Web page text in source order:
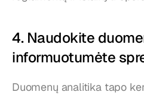
4. Naudokite
informuotumėte
Duomenų analitika tapo